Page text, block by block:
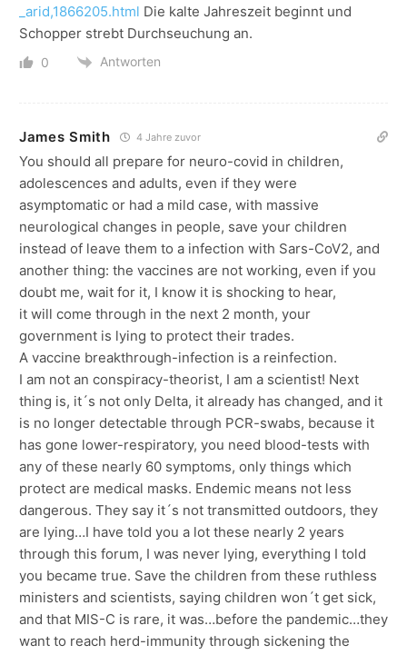
_arid,1866205.html Die kalte Jahreszeit beginnt und
Schopper strebt Durchseuchung an.
0 Antworten
James Smith 4 Jahre zuvor
You should all prepare for neuro-covid in children,
adolescences and adults, even if they were
asymptomatic or had a mild case, with massive
neurological changes in people, save your children
instead of leave them to a infection with Sars-CoV2, and
another thing: the vaccines are not working, even if you
doubt me, wait for it, I know it is shocking to hear,
it will come through in the next 2 month, your
government is lying to protect their trades.
A vaccine breakthrough-infection is a reinfection.
I am not an conspiracy-theorist, I am a scientist! Next
thing is, it´s not only Delta, it already has changed, and it
is no longer detectable through PCR-swabs, because it
has gone lower-respiratory, you need blood-tests with
any of these nearly 60 symptoms, only things which
protect are medical masks. Endemic means not less
dangerous. They say it´s not transmitted outdoors, they
are lying…I have told you a lot these nearly 2 years
through this forum, I was never lying, everything I told
you became true. Save the children from these ruthless
ministers and scientists, saying children won´t get sick,
and that MIS-C is rare, it was…before the pandemic…they
want to reach herd-immunity through sickening the